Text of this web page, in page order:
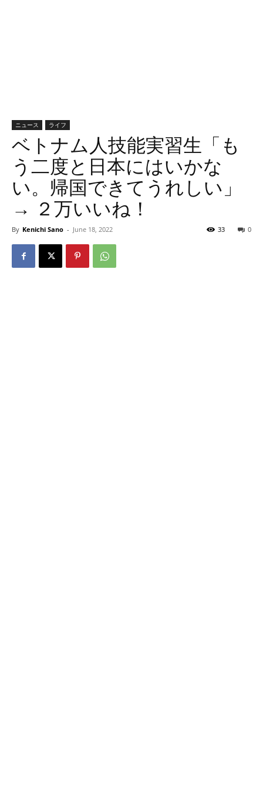
ニュース ライフ
ベトナム人技能実習生「も
う二度と日本にはいかな
い。帰国できてうれしい」
→ ２万いいね！
By Kenichi Sano - June 18, 2022 0
33